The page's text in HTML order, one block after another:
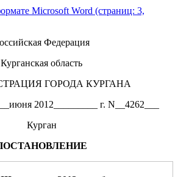
Microsoft Word (страниц: 3,
Федерация
Курганская область
ГОРОДА КУРГАНА
2012_________ г. N__4262___
Курган